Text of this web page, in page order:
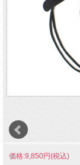
価格:9,850円(税込)